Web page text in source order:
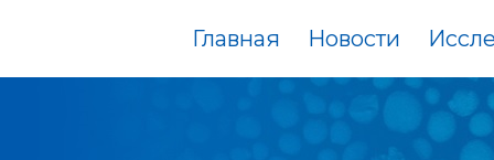
Главная Новости